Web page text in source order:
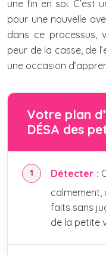
une fin en soi. C’est
pour une nouvelle
dans ce processus,
peur de la casse, de
une occasion
Votre plan
DÉSA des
Détecter :
calmement,
faits sans
de la petite